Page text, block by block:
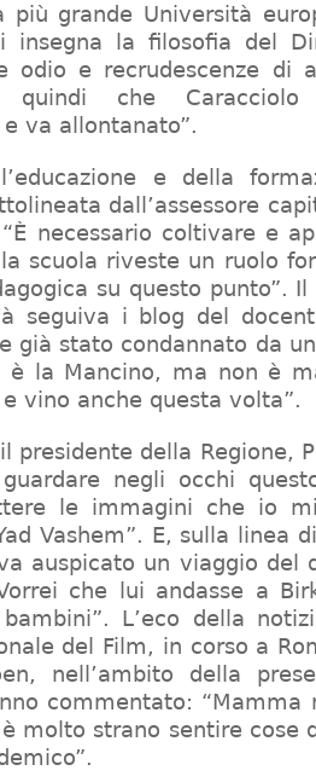
più grande Università
insegna la filosofia del
odio e recrudescenze di
quindi che
va allontanato”.
e della
dall’assessore
necessario coltivare e
scuola riveste un ruolo
su questo punto”.
seguiva i blog del
già stato condannato da
è la Mancino, ma non è
vino anche questa volta”.
presidente della Regione,
negli occhi
le immagini che io
Vashem”. E, sulla linea
auspicato un viaggio del
che lui andasse a
L’eco della
del Film, in corso a
nell’ambito della
commentato: “Mamma
molto strano sentire cose